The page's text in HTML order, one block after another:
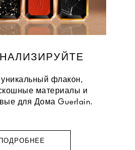
флакон,
материалы и
для Дома Guerlain.
ПОДРОБНЕЕ